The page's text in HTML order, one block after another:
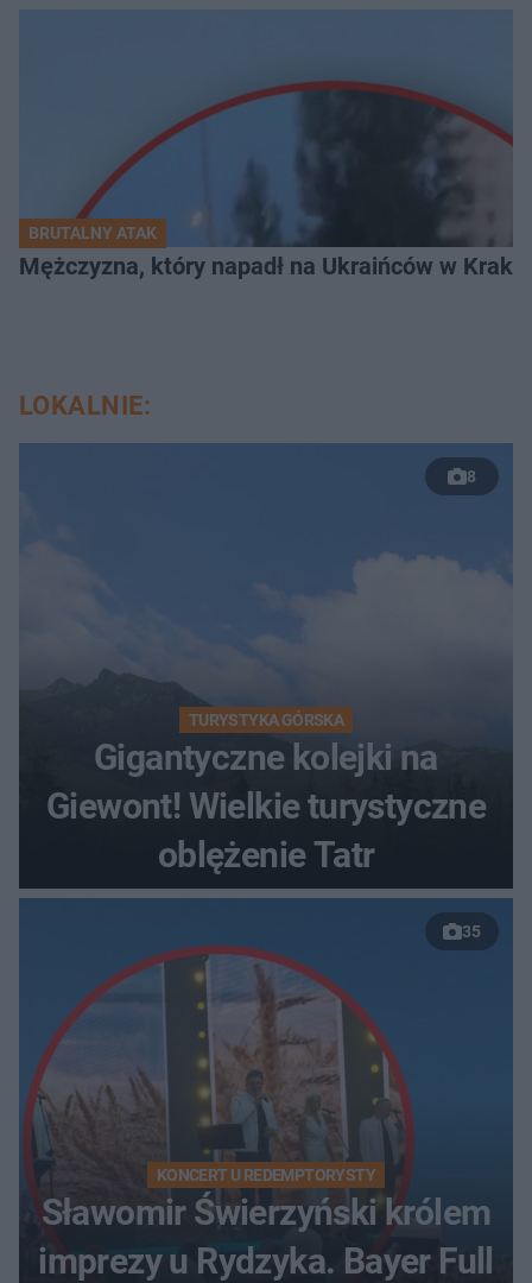
BRUTALNY ATAK
Mężczyzna, który napadł na Ukraińców w
LOKALNIE:
8
TURYSTYKA GÓRSKA
Gigantyczne kolejki na
Giewont! Wielkie turystyczne
oblężenie Tatr
35
KONCERT U REDEMPTORYSTY
Sławomir Świerzyński królem
imprezy u Rydzyka. Bayer Full